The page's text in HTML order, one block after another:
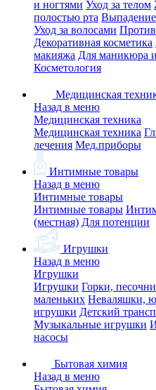
и ногтями Уход за телом
полостью рта
Уход за волосами
Декоративная косметика
макияжа Для маникюра
Косметология
Медицинская
Назад в меню
Медицинская техника
Медицинская техника
лечения Мед.приборы
Интимные товары
Назад в меню
Интимные товары
Интимные товары
(местная) Для потенции
Игрушки
Назад в меню
Игрушки
Игрушки Горки,
маленьких Неваляшки,
игрушки Детский
Музыкальные игрушки
насосы
Бытовая химия
Назад в меню